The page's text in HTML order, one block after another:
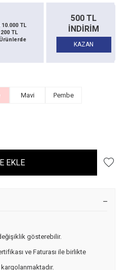
Alt Limit
İndirim:
14 Ayar Ürünlerde
Mavi Pembe
EKLE
gösterebilir.
ve Faturası ile birlikte
kargolanmaktadır.